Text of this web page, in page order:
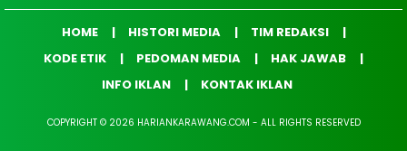
HOME HISTORI MEDIA
TIM REDAKSI
KODE ETIK
PEDOMAN MEDIA
HAK JAWAB
INFO IKLAN
KONTAK IKLAN
COPYRIGHT © 2026 HARIANKARAWANG.COM - ALL RIGHTS RESERVED